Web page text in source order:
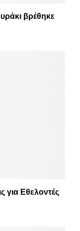
βρέθηκε
για Εθελοντές